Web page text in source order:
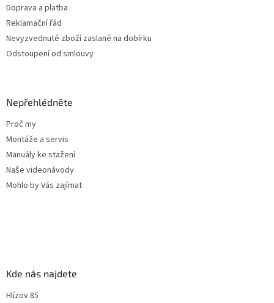
Doprava a platba
Reklamační řád
Nevyzvednuté zboží zaslané na dobírku
Odstoupení od smlouvy
Nepřehlédněte
Proč my
Montáže a servis
Manuály ke stažení
Naše videonávody
Mohlo by Vás zajímat
Kde nás najdete
Hlízov 85